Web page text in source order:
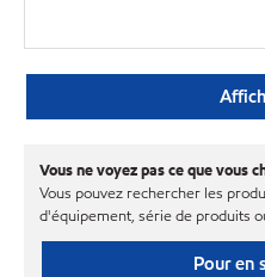
Vous ne voyez pas ce que vous
Vous pouvez rechercher les
d'équipement, série de produits
Pour en